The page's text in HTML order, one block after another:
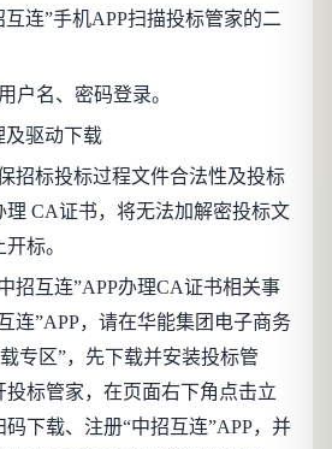
互连”手机APP扫描投标管家的二
户名、密码登录。
及驱动下载
招标投标过程文件合法性及投标
理 CA证书，将无法加解密投标文
标。
招互连”APP办理CA证书相关事
连”APP，请在华能集团电子商务
专区”，先下载并安装投标管
投标管家，在页面右下角点击立
下载、注册“中招互连”APP，并